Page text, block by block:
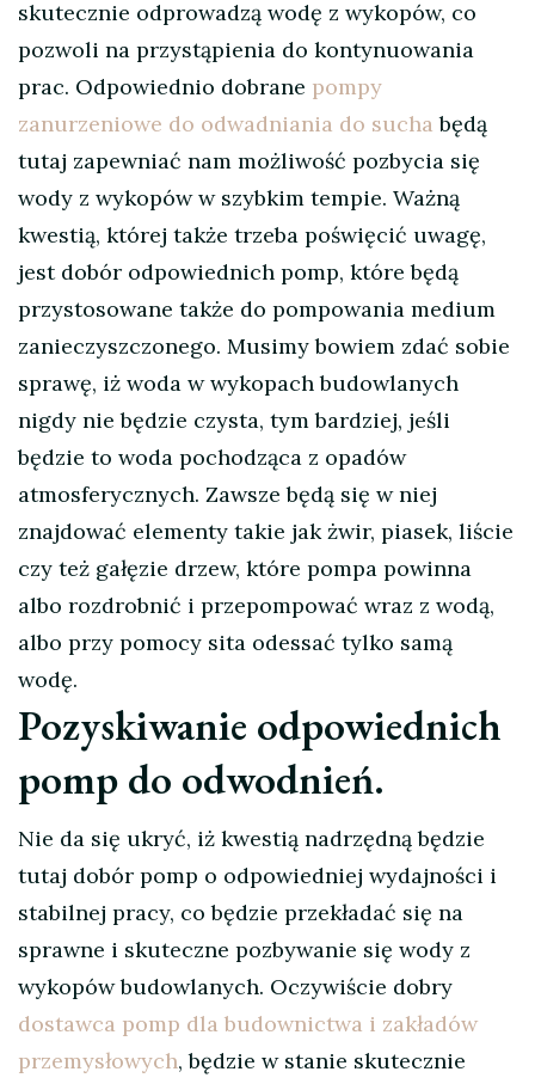
skutecznie odprowadzą wodę z wykopów, co
pozwoli na przystąpienia do kontynuowania
prac. Odpowiednio dobrane pompy
zanurzeniowe do odwadniania do sucha będą
tutaj zapewniać nam możliwość pozbycia się
wody z wykopów w szybkim tempie. Ważną
kwestią, której także trzeba poświęcić uwagę,
jest dobór odpowiednich pomp, które będą
przystosowane także do pompowania medium
zanieczyszczonego. Musimy bowiem zdać sobie
sprawę, iż woda w wykopach budowlanych
nigdy nie będzie czysta, tym bardziej, jeśli
będzie to woda pochodząca z opadów
atmosferycznych. Zawsze będą się w niej
znajdować elementy takie jak żwir, piasek, liście
czy też gałęzie drzew, które pompa powinna
albo rozdrobnić i przepompować wraz z wodą,
albo przy pomocy sita odessać tylko samą
wodę.
Pozyskiwanie odpowiednich
pomp do odwodnień.
Nie da się ukryć, iż kwestią nadrzędną będzie
tutaj dobór pomp o odpowiedniej wydajności i
stabilnej pracy, co będzie przekładać się na
sprawne i skuteczne pozbywanie się wody z
wykopów budowlanych. Oczywiście dobry
dostawca pomp dla budownictwa i zakładów
przemysłowych, będzie w stanie skutecznie